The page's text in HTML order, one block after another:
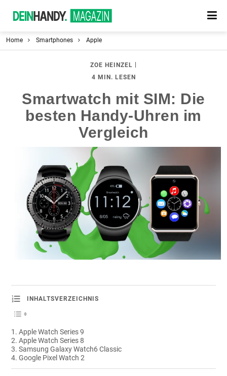
Home Smartphones Apple
ZOE HEINZEL
4 MIN. LESEN
Smartwatch mit SIM: Die
besten Handy-Uhren im
Vergleich
INHALTSVERZEICHNIS
Apple Watch Series 9
Apple Watch Series 8
Samsung Galaxy Watch6 Classic
Google Pixel Watch 2